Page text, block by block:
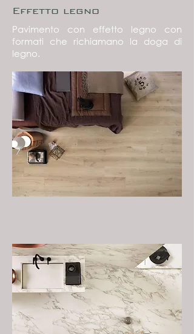
Effetto legno
Pavimento con effetto legno con
formati che richiamano la doga di
legno.